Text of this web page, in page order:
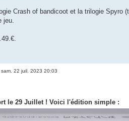
Crash of bandicoot et la trilogie Spyro
jeu.
sam. 22 juil. 2023 20:03
le 29 Juillet ! Voici l'édition simple :